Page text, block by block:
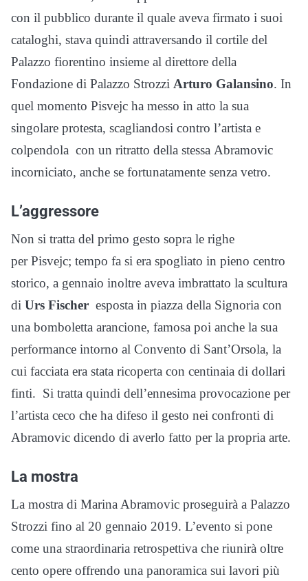
con il pubblico durante il quale aveva firmato i suoi
cataloghi, stava quindi attraversando il cortile del
Palazzo fiorentino insieme al direttore della
Fondazione di Palazzo Strozzi Arturo Galansino. In
quel momento Pisvejc ha messo in atto la sua
singolare protesta, scagliandosi contro l’artista e
colpendola con un ritratto della stessa Abramovic
incorniciato, anche se fortunatamente senza vetro.
L’aggressore
Non si tratta del primo gesto sopra le righe
per Pisvejc; tempo fa si era spogliato in pieno centro
storico, a gennaio inoltre aveva imbrattato la scultura
di Urs Fischer esposta in piazza della Signoria con
una bomboletta arancione, famosa poi anche la sua
performance intorno al Convento di Sant’Orsola, la
cui facciata era stata ricoperta con centinaia di dollari
finti. Si tratta quindi dell’ennesima provocazione per
l’artista ceco che ha difeso il gesto nei confronti di
Abramovic dicendo di averlo fatto per la propria arte.
La mostra
La mostra di Marina Abramovic proseguirà a Palazzo
Strozzi fino al 20 gennaio 2019. L’evento si pone
come una straordinaria retrospettiva che riunirà oltre
cento opere offrendo una panoramica sui lavori più